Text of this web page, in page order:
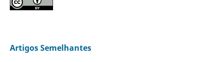
Artigos Semelhantes